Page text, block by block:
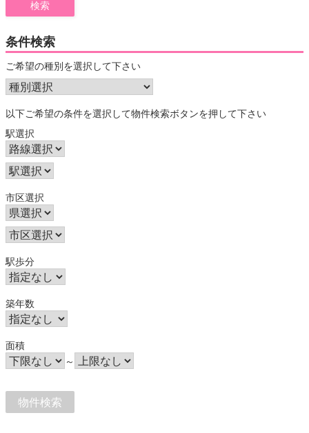
条件検索
ご希望の種別を選択して下さい
以下ご希望の条件を選択して物件検索ボタンを押して下さい
駅選択
市区選択
駅歩分
築年数
面積
～